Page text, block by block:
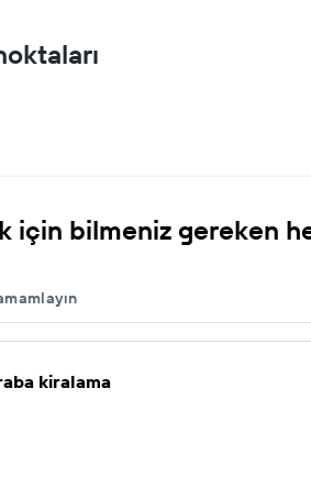
için bilmeniz gereken
kiralama